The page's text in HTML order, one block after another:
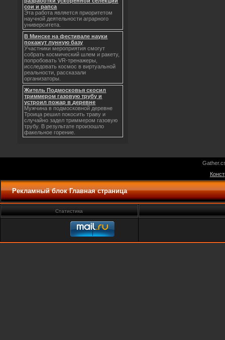
сои и рапса
Эта работа является приоритетом
научной деятельности аграрного
университета.
В Минске на фестивале науки
покажут лунную базу
Участники мероприятия смогут
собрать космический шлем и ракету,
попробовать VR-тренажеры,
исследовать космос в виртуальной
реальности, рассказали
организаторы.
Житель Подмосковья скосил
триммером газовую трубу и
устроил пожар в деревне
Мужчина в подмосковной деревне
Троица решил покосить траву и
случайно задел триммером газовую
трубу. В результате произошло
факельное горение.
Рекламный блок Главная страница
Статистика